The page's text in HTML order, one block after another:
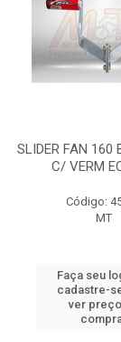
SLIDER FAN 160
C/ VERM
Código:
MT
Faça seu
cadastre-
ver